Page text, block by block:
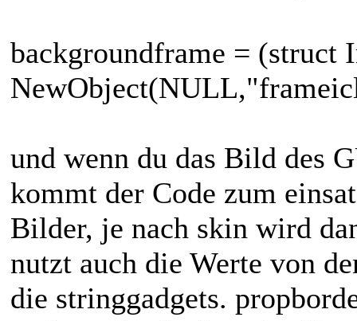
backgroundframe = (struct
und wenn du das Bild des
kommt der Code zum
Bilder, je nach skin wird
nutzt auch die Werte von
die stringgadgets.